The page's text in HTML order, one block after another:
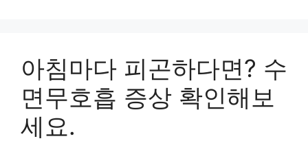
아침마다 피곤하다면? 수
면무호흡 증상 확인해보
세요.